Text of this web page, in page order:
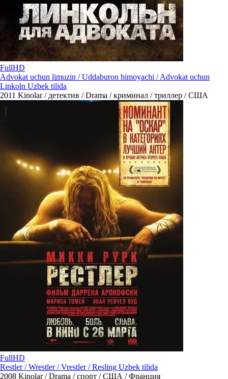
FullHD
Advokat uchun limuzin / Uddaburon himoyachi / Advokat uchun
Linkoln Uzbek tilida
2011 Kinolar / детектив / Drama / криминал / триллер / США
FullHD
Restler / Wrestler / Vrestler / Resling Uzbek tilida
2008 Kinolar / Drama / спорт / США / Франция